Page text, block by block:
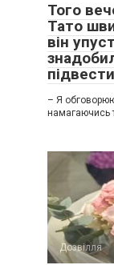
Того
Тато
він
– Я
намагаючись
Дозвілля